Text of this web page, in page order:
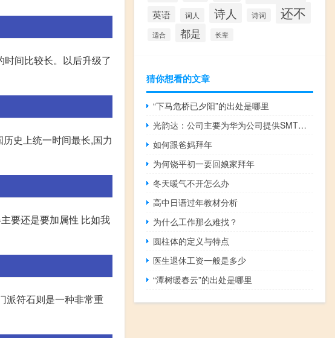
间比较长。以后升级了
史上统一时间最长,国力
要还是要加属性 比如我
派符石则是一种非常重
英语 词人 诗人 诗词 还不
适合 都是 长辈
猜你想看的文章
“下马危桥已夕阳”的出处是哪里
光韵达：公司主要为华为公司提供SMT精密激光模板
如何跟爸妈拜年
为何饶平初一要回娘家拜年
冬天暖气不开怎么办
高中日语过年教材分析
为什么工作那么难找？
圆柱体的定义与特点
医生退休工资一般是多少
“潭树暖春云”的出处是哪里